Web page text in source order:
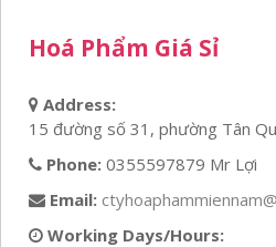
Hoá Phẩm Giá Sỉ
Address:
15 đường số 31, phường Tân
Phone: 0355597879 Mr Lợi
Email:
Working Days/Hours: